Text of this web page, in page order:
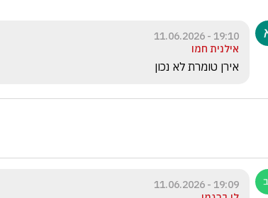
19:10 - 11.06.2026
אילנית חמו
אירן טומרת לא נכון
19:09 - 11.06.2026